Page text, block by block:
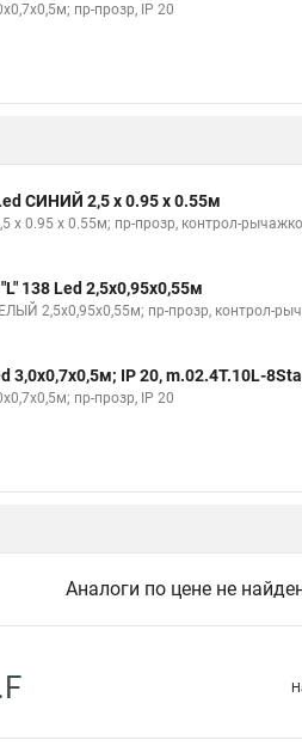
пр-прозр, IP 20
СИНИЙ 2,5 x 0.95 x 0.55м
x 0.95 x 0.55м; пр-прозр, контрол-
138 Led 2,5х0,95х0,55м
2,5х0,95х0,55м; пр-прозр, контрол-
3,0х0,7х0,5м; IP 20, m.02.4T.10L-
пр-прозр, IP 20
Аналоги по цене не